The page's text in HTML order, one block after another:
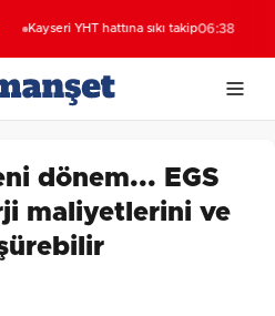
Kayseri YHT hattına sıkı takip 06:38
dönem... EGS
maliyetlerini ve